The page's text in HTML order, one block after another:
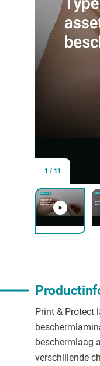
1 / 11
Print & Protect
beschermlaag
verschillende